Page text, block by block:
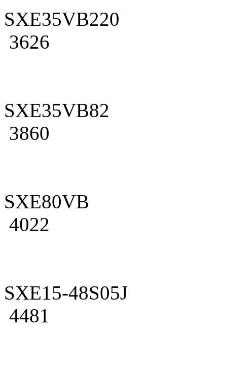
SXE35VB220
3626
SXE35VB82
3860
SXE80VB
4022
SXE15-48S05J
4481